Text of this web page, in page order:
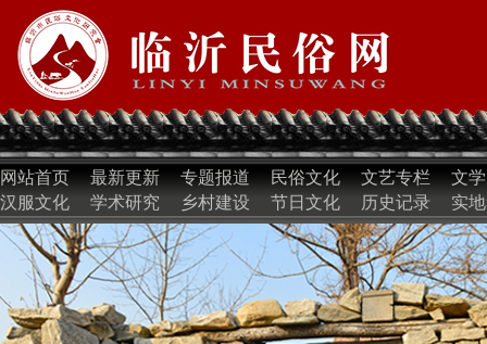
网站首页 最新更新 专题报道 民俗文化 文艺专栏
文
汉服文化
学术研究 乡村建设 节日文化 历史记录 实